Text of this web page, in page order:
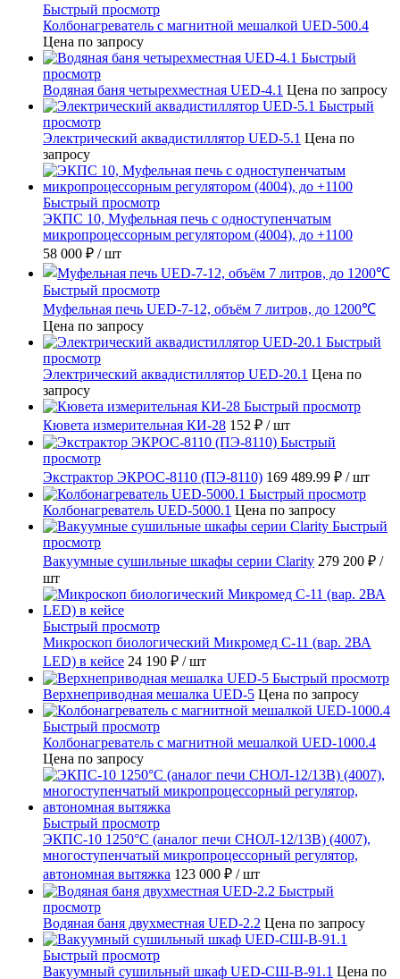
Быстрый просмотр
Колбонагреватель с магнитной мешалкой UED-500.4
Цена по запросу
Быстрый
просмотр
Водяная баня четырехместная UED-4.1 Цена по запросу
Быстрый
просмотр
Электрический аквадистиллятор UED-5.1 Цена по
запросу
Быстрый просмотр
ЭКПС 10, Муфельная печь с одноступенчатым
микропроцессорным регулятором (4004), до +1100
58 000 ₽ / шт
Быстрый просмотр
Муфельная печь UED-7-12, объём 7 литров, до 1200℃
Цена по запросу
Быстрый
просмотр
Электрический аквадистиллятор UED-20.1 Цена по
запросу
Быстрый просмотр
Кювета измерительная КИ-28 152 ₽ / шт
Быстрый
просмотр
Экстрактор ЭКРОС-8110 (ПЭ-8110) 169 489.99 ₽ / шт
Быстрый просмотр
Колбонагреватель UED-5000.1 Цена по запросу
Быстрый
просмотр
Вакуумные сушильные шкафы серии Clarity 279 200 ₽ /
шт
Быстрый просмотр
Микроскоп биологический Микромед С-11 (вар. 2ВА
LED) в кейсе 24 190 ₽ / шт
Быстрый просмотр
Верхнеприводная мешалка UED-5 Цена по запросу
Быстрый просмотр
Колбонагреватель с магнитной мешалкой UED-1000.4
Цена по запросу
Быстрый просмотр
ЭКПС-10 1250°С (аналог печи СНОЛ-12/13В) (4007),
многоступенчатый микропроцессорный регулятор,
автономная вытяжка 123 000 ₽ / шт
Быстрый
просмотр
Водяная баня двухместная UED-2.2 Цена по запросу
Быстрый просмотр
Вакуумный сушильный шкаф UED-СШ-В-91.1 Цена по